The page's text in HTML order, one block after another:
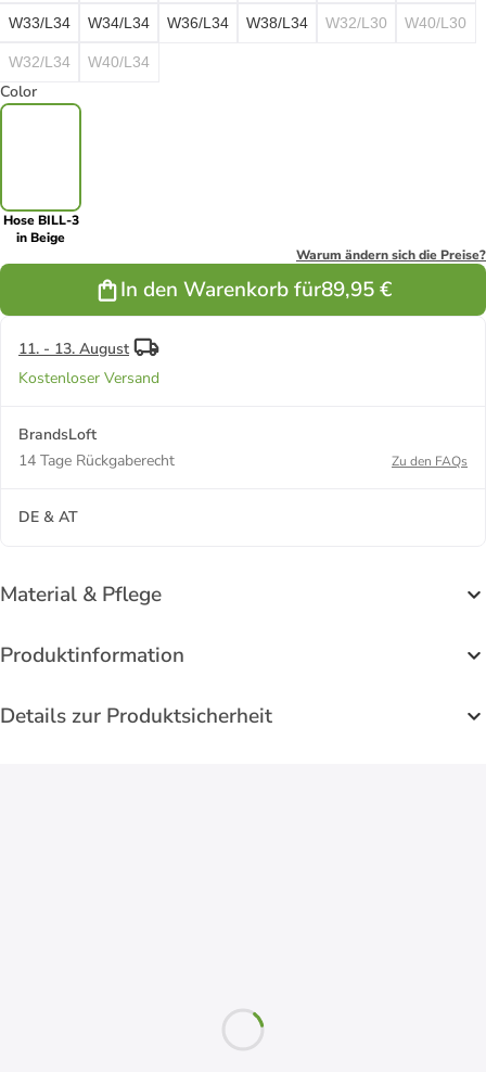
W33/L34 W34/L34 W36/L34 W38/L34 W32/L30 W40/L30
W32/L34 W40/L34
Color
Hose BILL-3
in Beige
Warum ändern sich die Preise?
In den Warenkorb für89,95 €
11. - 13. August
Kostenloser Versand
BrandsLoft
14 Tage Rückgaberecht
Zu den FAQs
DE & AT
Material & Pflege
Produktinformation
Details zur Produktsicherheit